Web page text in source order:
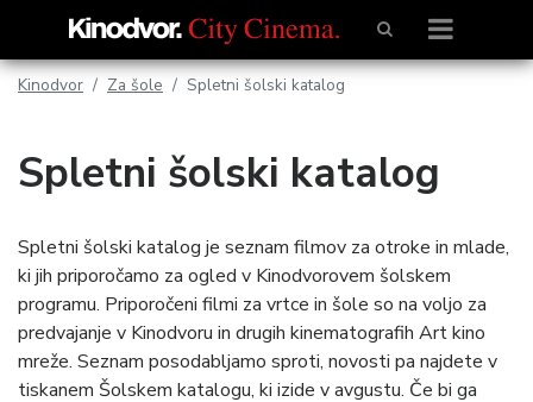
Kinodvor Za šole Spletni šolski katalog
Spletni šolski katalog
Spletni šolski katalog je seznam filmov za otroke in mlade,
ki jih priporočamo za ogled v Kinodvorovem šolskem
programu. Priporočeni filmi za vrtce in šole so na voljo za
predvajanje v Kinodvoru in drugih kinematografih Art kino
mreže. Seznam posodabljamo sproti, novosti pa najdete v
tiskanem Šolskem katalogu, ki izide v avgustu. Če bi ga